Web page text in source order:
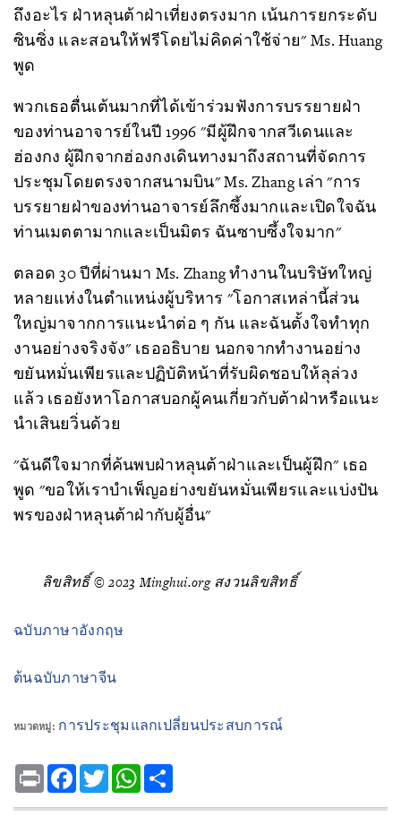
ถึงอะไร ฝ่าหลุนต้าฝ่าเที่ยงตรงมาก เน้นการยกระดับ
ซินซิ่ง และสอนให้ฟรีโดยไม่คิดค่าใช้จ่าย" Ms. Huang
พูด
พวกเธอตื่นเต้นมากที่ได้เข้าร่วมฟังการบรรยายฝ่า
ของท่านอาจารย์ในปี 1996 "มีผู้ฝึกจากสวีเดนและ
ฮ่องกง ผู้ฝึกจากฮ่องกงเดินทางมาถึงสถานที่จัดการ
ประชุมโดยตรงจากสนามบิน" Ms. Zhang เล่า "การ
บรรยายฝ่าของท่านอาจารย์ลึกซึ้งมากและเปิดใจฉัน
ท่านเมตตามากและเป็นมิตร ฉันซาบซึ้งใจมาก"
ตลอด 30 ปีที่ผ่านมา Ms. Zhang ทำงานในบริษัทใหญ่
หลายแห่งในตำแหน่งผู้บริหาร "โอกาสเหล่านี้ส่วน
ใหญ่มาจากการแนะนำต่อ ๆ กัน และฉันตั้งใจทำทุก
งานอย่างจริงจัง" เธออธิบาย นอกจากทำงานอย่าง
ขยันหมั่นเพียรและปฏิบัติหน้าที่รับผิดชอบให้ลุล่วง
แล้ว เธอยังหาโอกาสบอกผู้คนเกี่ยวกับต้าฝ่าหรือแนะ
นำเสินยวิ่นด้วย
"ฉันดีใจมากที่ค้นพบฝ่าหลุนต้าฝ่าและเป็นผู้ฝึก" เธอ
พูด "ขอให้เราบำเพ็ญอย่างขยันหมั่นเพียรและแบ่งปัน
พรของฝ่าหลุนต้าฝ่ากับผู้อื่น"
ลิขสิทธิ์ © 2023 Minghui.org สงวนลิขสิทธิ์
ฉบับภาษาอังกฤษ
ต้นฉบับภาษาจีน
หมวดหมู่: การประชุมแลกเปลี่ยนประสบการณ์
Print Facebook
TwitterWhatsApp